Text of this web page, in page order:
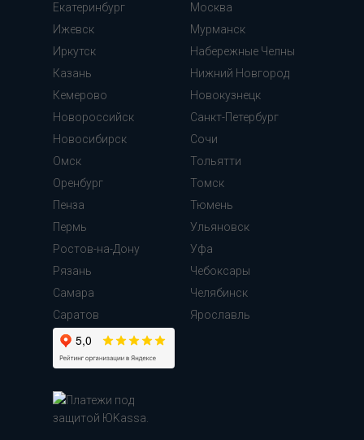
Екатеринбург
Ижевск
Иркутск
Казань
Кемерово
Москва
Мурманск
Набережные Челны
Нижний Новгород
Новокузнецк
Новороссийск
Новосибирск
Омск
Оренбург
Пенза
Пермь
Ростов-на-Дону
Рязань
Самара
Cаратов
Санкт-Петербург
Сочи
Тольятти
Томск
Тюмень
Ульяновск
Уфа
Чебоксары
Челябинск
Ярославль